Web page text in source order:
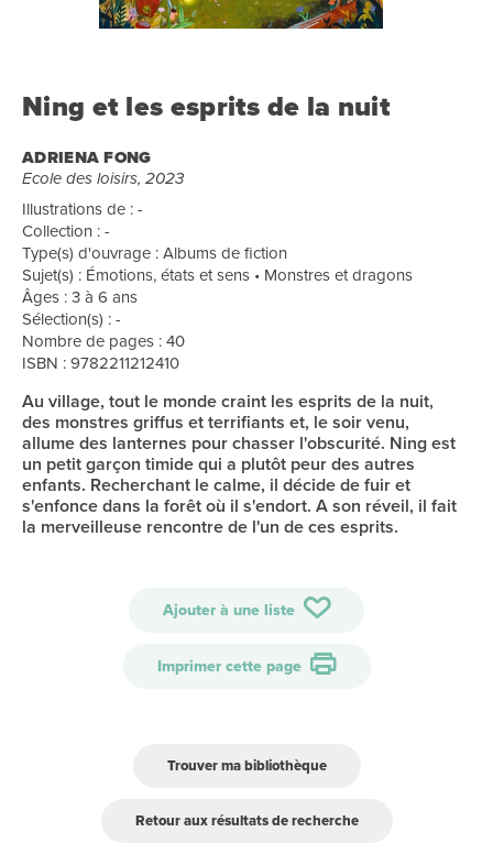
Ning et les esprits de la nuit
ADRIENA FONG
Ecole des loisirs, 2023
Illustrations de : -
Collection : -
Type(s) d'ouvrage : Albums de fiction
Sujet(s) : Émotions, états et sens • Monstres et dragons
Âges : 3 à 6 ans
Sélection(s) : -
Nombre de pages : 40
ISBN : 9782211212410
Au village, tout le monde craint les esprits de la nuit,
des monstres griffus et terrifiants et, le soir venu,
allume des lanternes pour chasser l'obscurité. Ning est
un petit garçon timide qui a plutôt peur des autres
enfants. Recherchant le calme, il décide de fuir et
s'enfonce dans la forêt où il s'endort. A son réveil, il fait
la merveilleuse rencontre de l'un de ces esprits.
Ajouter à une liste
Imprimer cette page
Trouver ma bibliothèque
Retour aux résultats de recherche